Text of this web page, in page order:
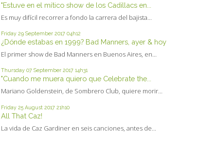
"Estuve en el mítico show de los Cadillacs en...
Es muy difícil recorrer a fondo la carrera del bajista...
Friday 29 September 2017 04h12
¿Dónde estabas en 1999? Bad Manners, ayer & hoy
El primer show de Bad Manners en Buenos Aires, en...
Thursday 07 September 2017 14h31
"Cuando me muera quiero que Celebrate the...
Mariano Goldenstein, de Sombrero Club, quiere morir...
Friday 25 August 2017 21h10
All That Caz!
La vida de Caz Gardiner en seis canciones, antes de...